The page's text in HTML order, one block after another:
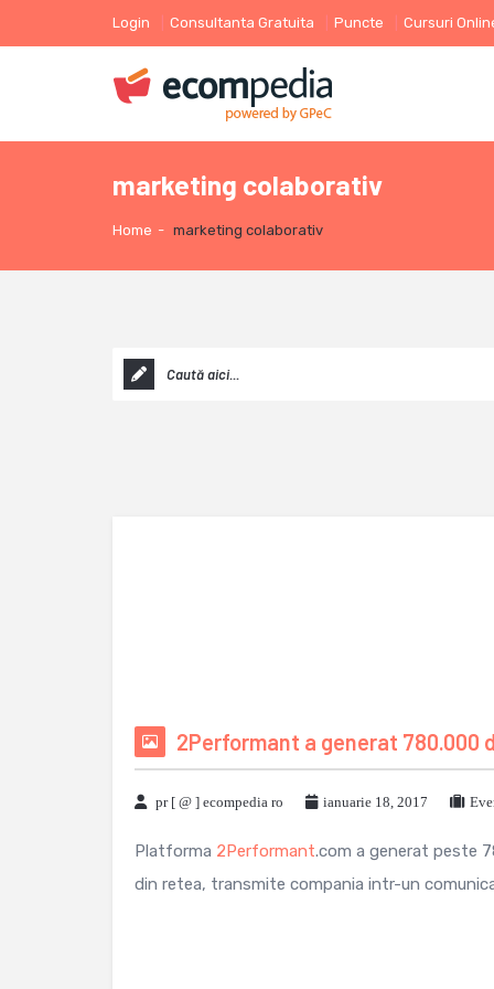
Login Consultanta Gratuita Puncte Cursuri
marketing colaborativ
Home - marketing colaborativ
2Performant a generat 780.000
pr [ @ ] ecompedia ro ianuarie 18, 2017
Platforma 2Performant.com a generat peste
din retea, transmite compania intr-un